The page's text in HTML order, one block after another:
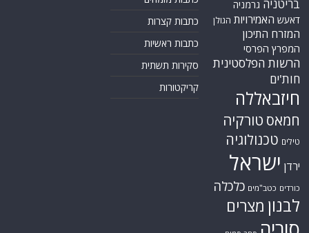
בריטניה גרמניה
דאעש האמירויות הגולן
המזרח התיכון
המפרץ הפרסי
הרשות הפלסטינית
חות'ים
חיזבאללה
חמאס טורקיה
טילים טכנולוגיה
ירדן ישראל
כורדים כטב"מים כלכלה
לבנון מצרים
כתבות קצרות
כתבות ראשיות
סקירות תשתית
קריקטורות